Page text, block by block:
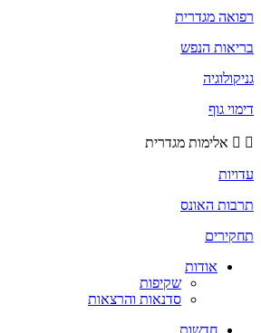
רפואה מגדרית
בריאות הנפש
גניקולוגיה
דימוי גוף
אלימות מגדרית
עדויות
תרבות האונס
תחקירים
אודות
שקיפות
סדנאות והרצאות
חדשות